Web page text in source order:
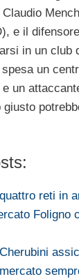
e il
in un club
un
un
giusto
reti in
Foligno